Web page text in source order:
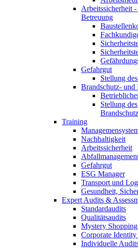
Arbeitssicherheit
Betreuung
Gefahrgut
Stellung
Brandschutz- und
Stellung des
Training
Nachhaltigkeit
Arbeitssicherheit
Gefahrgut
ESG Manager
Transport und
Gesundheit,
Expert Audits &
Standardaudits
Qualitätsaudits
Mystery Shopping
Corporate
Individuelle